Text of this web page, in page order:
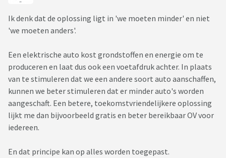
Ik denk dat de oplossing ligt in 'we moeten minder' en niet
'we moeten anders'.
Een elektrische auto kost grondstoffen en energie om te
produceren en laat dus ook een voetafdruk achter. In plaats
van te stimuleren dat we een andere soort auto aanschaffen,
kunnen we beter stimuleren dat er minder auto's worden
aangeschaft. Een betere, toekomstvriendelijkere oplossing
lijkt me dan bijvoorbeeld gratis en beter bereikbaar OV voor
iedereen.
En dat principe kan op alles worden toegepast.